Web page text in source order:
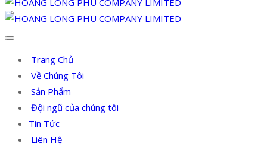
Trang Chủ
Về Chúng Tôi
Sản Phẩm
Đội ngũ của chúng tôi
Tin Tức
Liên Hệ